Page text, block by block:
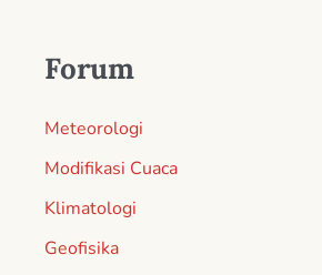
Forum
Meteorologi
Modifikasi Cuaca
Klimatologi
Geofisika